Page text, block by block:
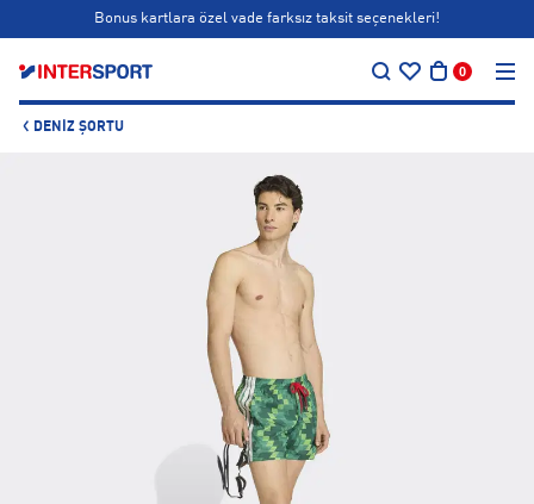
Bonus kartlara özel vade farksız taksit seçenekleri!
0
DENIZ ŞORTU